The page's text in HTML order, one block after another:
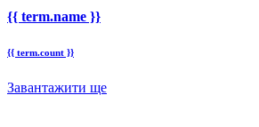
{{ term.name }}
{{ term.count }}
Завантажити ще